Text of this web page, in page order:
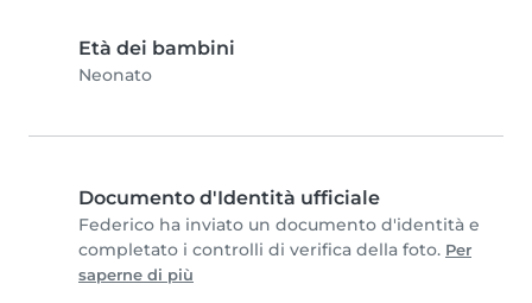
Età dei bambini
Neonato
Documento d'Identità ufficiale
Federico ha inviato un documento d'identità e
completato i controlli di verifica della foto. Per
saperne di più